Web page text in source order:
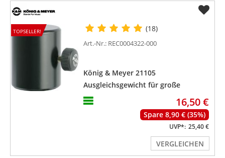
TOPSELLER! (18)
Art.-Nr.: REC0004322-000
König & Meyer 21105
Ausgleichsgewicht für große
Mikrofone an Galgen
16,50 €
Spare 8,90 € (35%)
UVP*: 25,40 €
VERGLEICHEN